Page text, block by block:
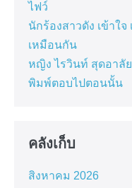
ไฟว์
นักร้องสาวดัง เข้าใจ
เหมือนกัน
หญิง ไรวินท์ สุดอาลั
พิมพ์ตอบไปตอนนั้น
คลังเก็บ
สิงหาคม 2026